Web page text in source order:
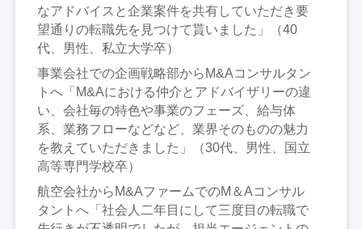
なアドバイスと企業案件を共有していただき要
望通りの転職先を見つけて貰いました」（40
代、男性、私立大学卒）
事業会社での企画戦略部からM&Aコンサルタン
トへ「M&Aにおける仲介とアドバイザリーの違
い、会社毎の特色や事業のフェーズ、給与体
系、業務フローなどなど、業界そのものの魅力
を教えていただきました」（30代、男性、国立
高等専門学校卒）
航空会社からM&AファームでのM＆Aコンサル
タントへ「社会人二年目にして三度目の転職で